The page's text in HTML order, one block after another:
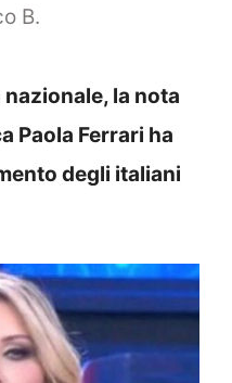
B.
la nota
Paola Ferrari ha
degli italiani